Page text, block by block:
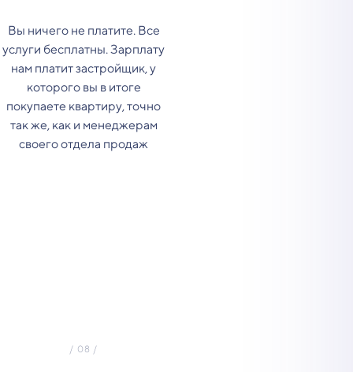
Вы ничего не платите. Все
услуги бесплатны. Зарплату
нам платит застройщик, у
которого вы в итоге
покупаете квартиру, точно
так же, как и менеджерам
своего отдела продаж